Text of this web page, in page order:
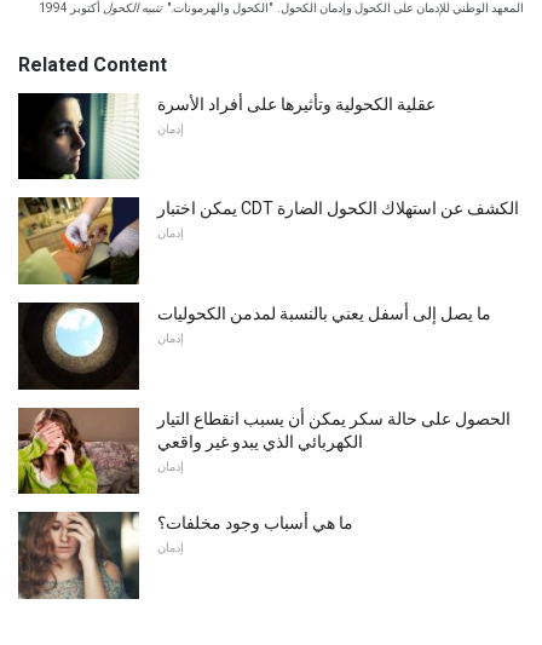
المعهد الوطني للإدمان على الكحول وإدمان الكحول. "الكحول والهرمونات." تنبيه الكحول أكتوبر 1994
Related Content
عقلية الكحولية وتأثيرها على أفراد الأسرة
إدمان
يمكن اختبار CDT الكشف عن استهلاك الكحول الضارة
إدمان
ما يصل إلى أسفل يعني بالنسبة لمدمن الكحوليات
إدمان
الحصول على حالة سكر يمكن أن يسبب انقطاع التيار
الكهربائي الذي يبدو غير واقعي
إدمان
ما هي أسباب وجود مخلفات؟
إدمان